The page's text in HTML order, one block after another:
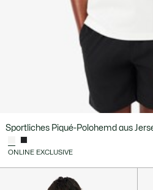
Sportliches Piqué-Polohemd aus
ONLINE EXCLUSIVE